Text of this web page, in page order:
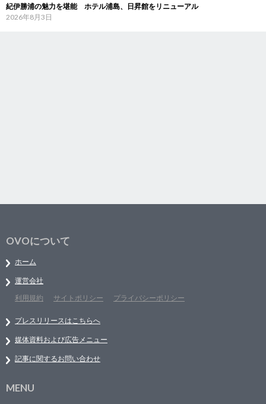
紀伊勝浦の魅力を堪能 ホテル浦島、日昇館をリニューアル
2026年8月3日
OVOについて
ホーム
運営会社
利用規約
サイトポリシー プライバシーポリシー
プレスリリースはこちらへ
媒体資料および広告メニュー
記事に関するお問い合わせ
MENU